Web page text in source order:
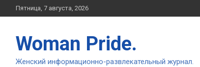
Перейти
к
Пятница, 7 августа, 2026
Woman Pride.
Женский информационно-развлекательный журнал.